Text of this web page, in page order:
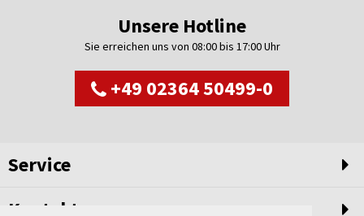
Unsere Hotline
Sie erreichen uns von 08:00 bis 17:00 Uhr
+49 02364 50499-0
Service
Kontakt